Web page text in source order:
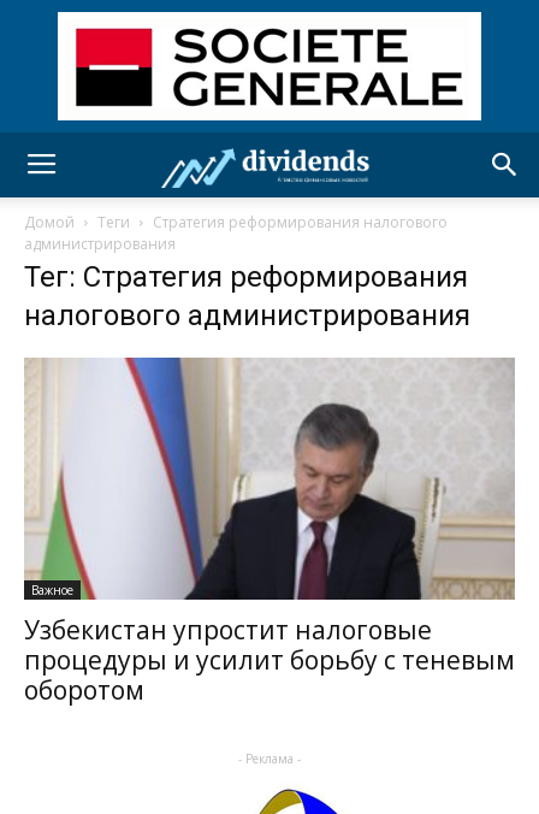
Домой Теги
Стратегия реформирования налогового
администрирования
Тег: Стратегия реформирования
налогового администрирования
Важное
Узбекистан упростит налоговые
процедуры и усилит борьбу с теневым
оборотом
- Реклама -